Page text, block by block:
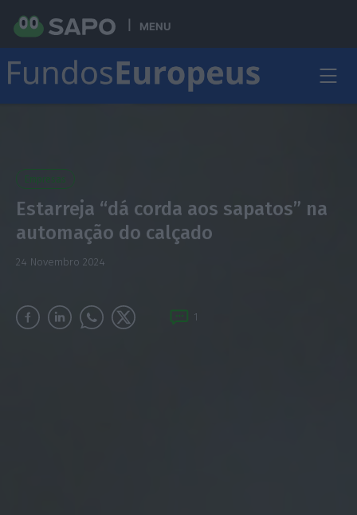
MENU
Estarreja “dá corda aos sapatos” na
automação do calçado
24 Novembro 2024
1